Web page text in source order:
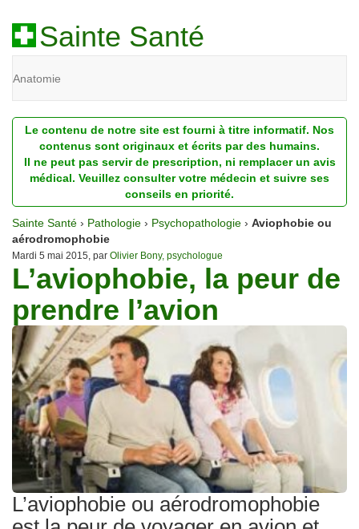
Sainte Santé
Anatomie
Diagnostic
Dossiers
Homéopathie
Nutrition
Pathologie
Psychologie
Recherches
Traitements
Le contenu de notre site est fourni à titre informatif. Nos
contenus sont originaux et écrits par des humains.
Il ne peut pas servir de prescription, ni remplacer un avis
médical. Veuillez consulter votre médecin et suivre ses
conseils en priorité.
Sainte Santé › Pathologie › Psychopathologie › Aviophobie ou
aérodromophobie
Mardi 5 mai 2015, par Olivier Bony, psychologue
L’aviophobie, la peur de
prendre l’avion
L’aviophobie ou aérodromophobie